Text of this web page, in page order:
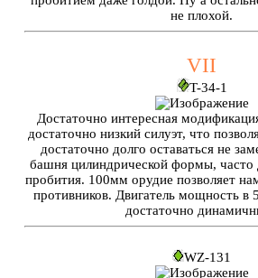
не плохой.
VII
T-34-1
Достаточно интересная
достаточно низкий силуэт, что
достаточно долго оставаться не
башня цилиндрической формы, часто
пробития. 100мм орудие позволяет
противников. Двигатель мощность в
достаточно
WZ-131